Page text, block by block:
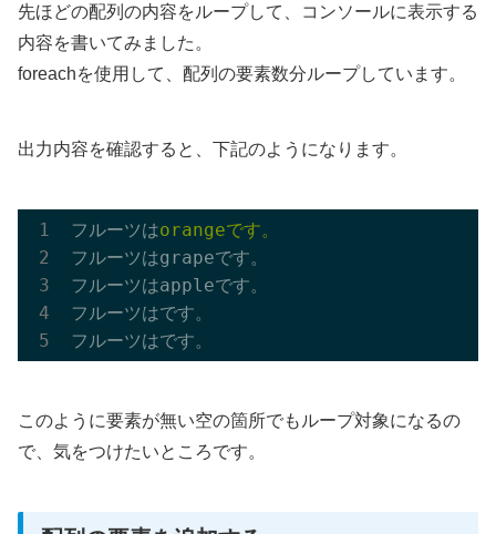
先ほどの配列の内容をループして、コンソールに表示する
内容を書いてみました。
foreachを使用して、配列の要素数分ループしています。
出力内容を確認すると、下記のようになります。
フルーツは
フルーツはgrapeです。
フルーツはappleです。
フルーツはです。
このように要素が無い空の箇所でもループ対象になるの
で、気をつけたいところです。